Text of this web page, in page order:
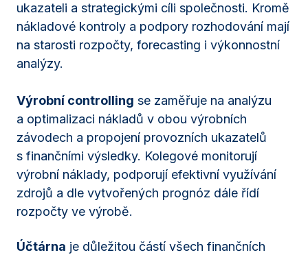
ukazateli a strategickými cíli společnosti. Kromě
nákladové kontroly a podpory rozhodování mají
na starosti rozpočty, forecasting i výkonnostní
analýzy.
Výrobní controlling se zaměřuje na analýzu
a optimalizaci nákladů v obou výrobních
závodech a propojení provozních ukazatelů
s finančními výsledky. Kolegové monitorují
výrobní náklady, podporují efektivní využívání
zdrojů a dle vytvořených prognóz dále řídí
rozpočty ve výrobě.
Účtárna je důležitou částí všech finančních